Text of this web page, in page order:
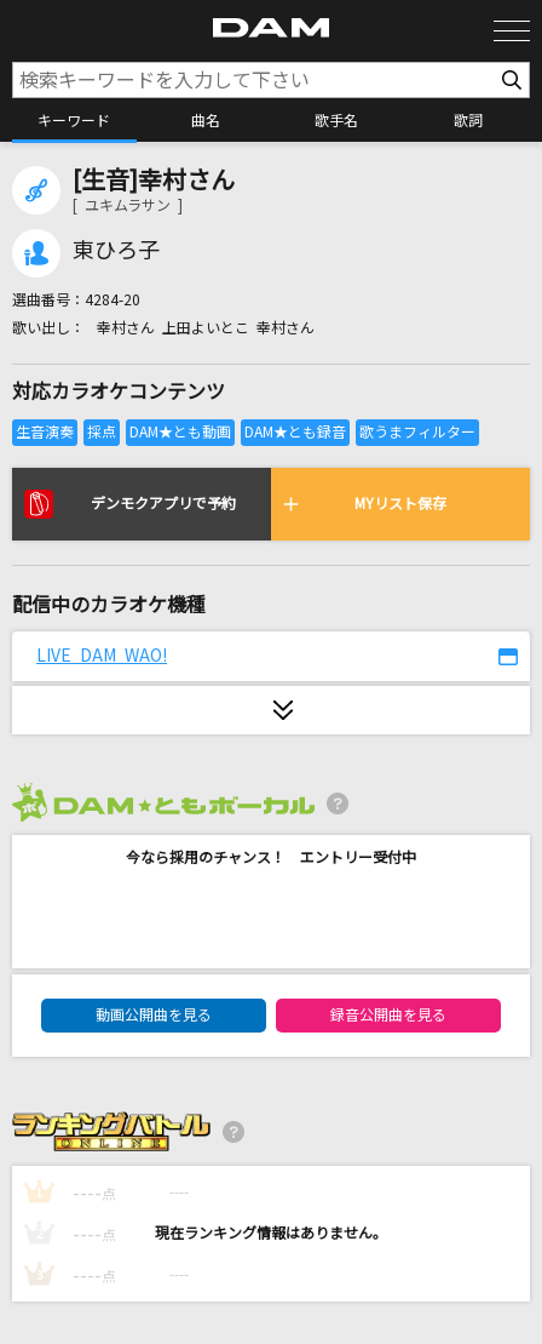
キーワード 曲名 歌手名 歌詞
カラオケ検索
全国りれき
リアルタイムで歌われている曲の一覧
綺麗事
アイドルパワー
爆裂愛してる
Misia
I LOVE...
Official髭男dism
[生音]青と夏
[生音]幸村さん
[ ユキムラサン ]
東ひろ子
選曲番号： 4284-20
幸村さん 上田よいとこ 幸村さん
対応カラオケコンテンツ
デンモクアプリで予約 MYリスト保存
配信中のカラオケ機種
LIVE DAM WAO!
今なら採用のチャンス！ エントリー受付中
DAM★ともボーカルエントリーランキング
動画公開曲を見る
録音公開曲を見る
1 ---- 点 ----
---- 点 ----
3 ---- 点 ----